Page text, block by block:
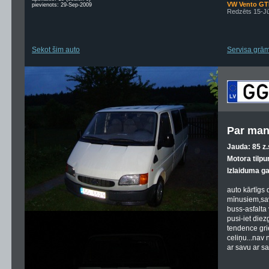
pievienots: 29-Sep-2009
Sekot šim auto
VW Vento
Redzēts 15-
Servisa
Par
Jauda: 85
Motora
Izlaiduma
auto kārtīgs
buss-asfalta
pusi-iet
tendence
celiņu...nav
ar savu ar